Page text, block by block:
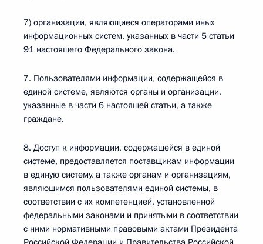
7) организации, являющиеся операторами иных
информационных систем, указанных в части 5 статьи
91 настоящего Федерального закона.
7. Пользователями информации, содержащейся в
единой системе, являются органы и организации,
указанные в части 6 настоящей статьи, а также
граждане.
8. Доступ к информации, содержащейся в единой
системе, предоставляется поставщикам информации
в единую систему, а также органам и организациям,
являющимся пользователями единой системы, в
соответствии с их компетенцией, установленной
федеральными законами и принятыми в соответствии
с ними нормативными правовыми актами Президента